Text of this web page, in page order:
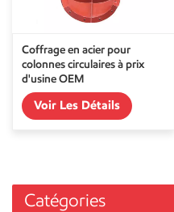
Coffrage en acier pour
colonnes circulaires à prix
d'usine OEM
Voir Les Détails
Catégories